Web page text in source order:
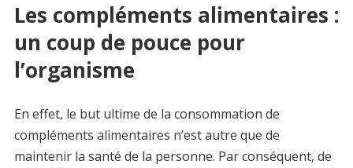
Les compléments alimentaires :
un coup de pouce pour
l’organisme
En effet, le but ultime de la consommation de
compléments alimentaires n’est autre que de
maintenir la santé de la personne. Par conséquent, de